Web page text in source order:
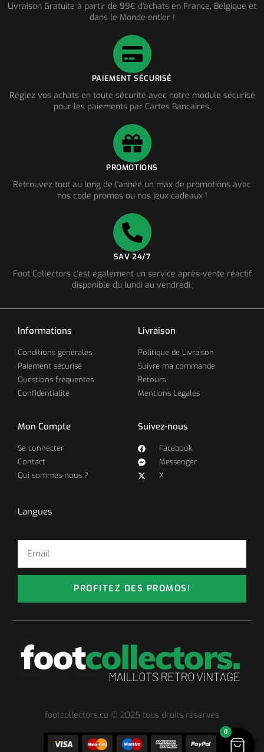
Livraison Gratuite à partir de 99€ d'achats en France, Belgique et
dans le Monde entier !
PAIEMENT SÉCURISÉ
Réglez vos achats en toute sécurité avec notre module sécurisé
pour les paiements par Cartes Bancaires.
PROMOTIONS
Retrouvez tout au long de l'année un max de promotions avec
nos code promos ou nos jeux cadeaux !
SAV 24/7
Foot Collectors c'est également un service après-vente réactif
disponible du lundi au vendredi.
Informations
Conditions générales
Paiement sécurisé
Questions fréquentes
Confidentialité
Livraison
Politique de Livraison
Suivre ma commande
Retours
Mentions Légales
Mon Compte
Se connecter
Contact
Qui sommes-nous ?
Suivez-nous
Facebook
Messenger
X
Langues
PROFITEZ DES PROMOS!
footcollectors.co © 2025 tous droits réservés
0